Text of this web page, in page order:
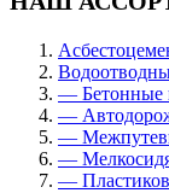
— Бетонные
—
—
—
—